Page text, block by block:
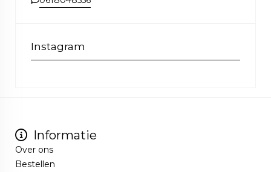
Instagram
Informatie
Over ons
Bestellen